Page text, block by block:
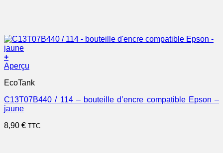
+
Aperçu
EcoTank
C13T07B440 / 114 – bouteille d’encre compatible Epson –
jaune
8,90 € TTC